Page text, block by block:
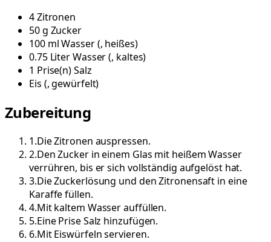
4Zitronen
50g Zucker
100 mlWasser(, heißes)
0.75 LiterWasser(, kaltes)
1 Prise(n)Salz
Eis (, gewürfelt)
Zubereitung
1.Die Zitronen auspressen.
2.Den Zucker in einem Glas mit heißem Wasser
verrühren, bis er sich vollständig aufgelöst hat.
3.Die Zuckerlösung und den Zitronensaft in eine
Karaffe füllen.
4.Mit kaltem Wasser auffüllen.
5.Eine Prise Salz hinzufügen.
6.Mit Eiswürfeln servieren.